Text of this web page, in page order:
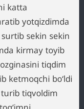
katta
yotqizdimda
sekin sekin
kirmay toyib
tiqdim
ketmoqchi boʻldi
tiqvoldim